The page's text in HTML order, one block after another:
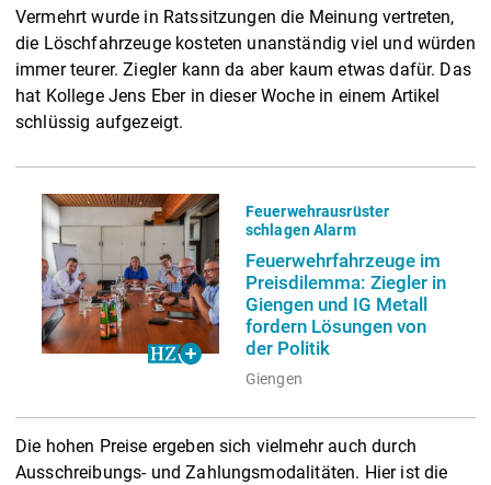
Vermehrt wurde in Ratssitzungen die Meinung vertreten,
die Löschfahrzeuge kosteten unanständig viel und würden
immer teurer. Ziegler kann da aber kaum etwas dafür. Das
hat Kollege Jens Eber in dieser Woche in einem Artikel
schlüssig aufgezeigt.
Feuerwehrfahrzeuge im
Preisdilemma: Ziegler in
Giengen und IG Metall
fordern Lösungen von
der Politik
Giengen
Feuerwehrausrüster
schlagen Alarm
Die hohen Preise ergeben sich vielmehr auch durch
Ausschreibungs- und Zahlungsmodalitäten. Hier ist die